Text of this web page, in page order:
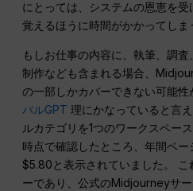
にとっては、システムの恩恵を
覚えるほうに時間がかかってしま
もしお仕事の内容に、執筆、調
制作なども含まれる場合、
の一部しかカバーできない可能
バルGPT 理にかなっていると言
ルカテゴリを1つのワークスペー
時点で確認したところ、年間ベ
$5.80と表示されていました。 こ
ーであり、公式のMidjourneyサ